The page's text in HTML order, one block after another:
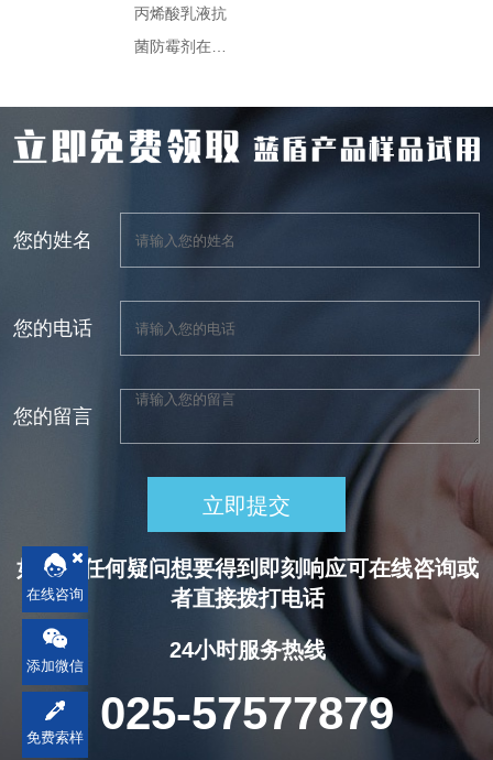
等领域广泛应
用。然而，其
染，导致产品
腐杀菌剂成为
保障水性PU乳
液稳定性的关
险与挑战水性
PU乳液以水为
分散介质，富
类等微生物生
物质。在生
用场景专为水
盖乳液合成、
涂料制备、储
存运输及成膜
应用全周期，
解决高温、潮
酸败、分层、
霉变等问题。
核心作用抑制
微生物滋生：
有效杀灭细
菌、霉菌、酵
丙烯酸乳液抗
菌防霉剂在涂
旨在提升涂料
的抗菌性能、
并满足卫生安
全要求，其应
直接添加至涂
料基料操作方
法：将抗菌防
霉剂与丙烯酸
助剂等混合均
匀，制成抗菌
涂料。适用场
品加工厂、潮
著提升乳液的
抗菌性能，并
外墙涂料、地
详细介绍：
一、抗菌剂类
型苯丙乳液中
常用的抗菌剂
剂和高分子抗
菌剂。无机抗
菌剂：如金属
及其氧化物
（银离子抗菌
剂等），具有
您的姓名
您的电话
您的留言
立即提交
如您有任何疑问想要得到即刻响应可在线咨询或
者直接拨打电话
24小时服务热线
025-57577879
在线咨询
添加微信
免费索样